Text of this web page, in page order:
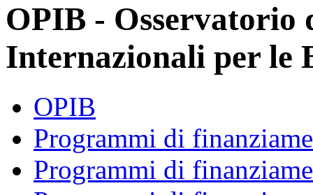
OPIB - Osservatorio
Internazionali per le
OPIB
Programmi di
Programmi di